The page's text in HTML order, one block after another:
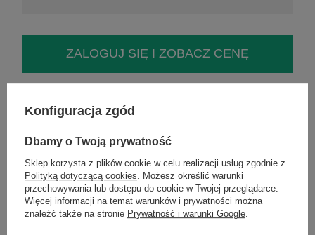
ZALOGUJ SIĘ I ZOBACZ CENĘ
Zadzwoń+48 601 547 740
skład materiału : 95% poliester, 5% elastan
sposób prania : pranie w pralce w 30°C
Kod produktu
MI-KMPL-A541518.93
Marka
ITALY MODA
Konfiguracja zgód
Dbamy o Twoją prywatność
Sklep korzysta z plików cookie w celu realizacji usług zgodnie z
Polityką dotyczącą cookies. Możesz określić warunki
przechowywania lub dostępu do cookie w Twojej przeglądarce.
Więcej informacji na temat warunków i prywatności można
znaleźć także na stronie Prywatność i warunki Google.